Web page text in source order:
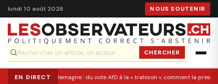
lundi 10 août 2026 NOUS SOUTENIR
CHERCHER
EN DIRECTAllemagne : du vote AfD à la « trahison », comment la